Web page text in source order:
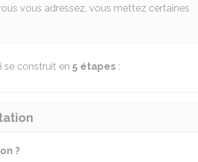
vous adressez, vous mettez certaines
se construit en 5 étapes :
?